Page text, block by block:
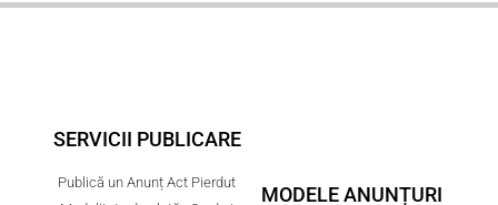
SERVICII PUBLICARE
Publică un Anunț Act Pierdut
MODELE ANUNȚURI